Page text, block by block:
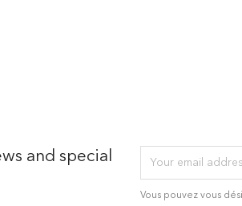
and special
Vous pouvez vous